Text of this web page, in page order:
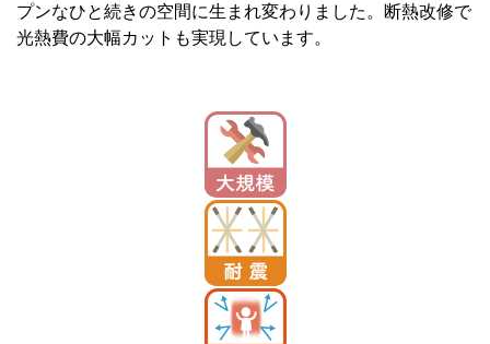
プンなひと続きの空間に生まれ変わりました。断熱改修で
光熱費の大幅カットも実現しています。